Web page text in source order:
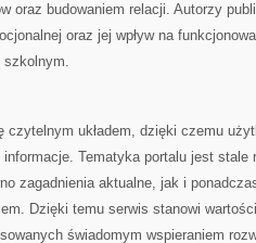
oraz budowaniem relacji. Autorzy
oraz jej wpływ na
szkolnym.
czytelnym układem, dzięki czemu
Tematyka portalu jest stale
zagadnienia aktualne, jak i
Dzięki temu serwis stanowi
świadomym wspieraniem